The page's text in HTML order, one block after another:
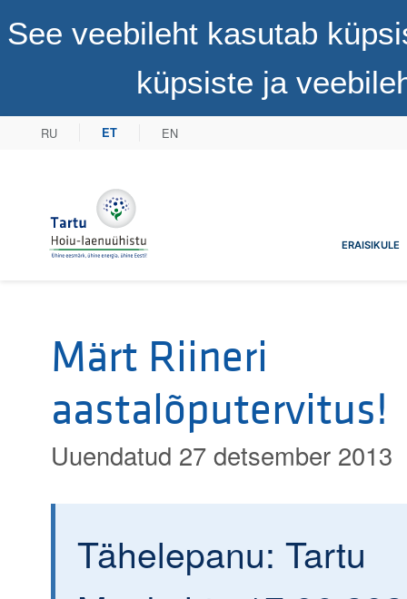
See veebileht kasutab
küpsiste ja
RU ET EN
Tartu Hoiu-laenuühistuERAISIKULE
Märt Riineri
aastalõputervitus!
Uuendatud 27 detsember 2013
Tähelepanu: Tartu